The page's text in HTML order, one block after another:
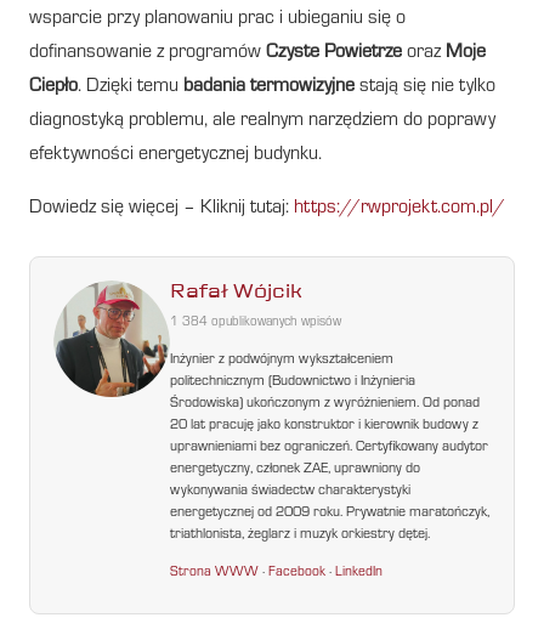
wsparcie przy planowaniu prac i ubieganiu się o
dofinansowanie z programów Czyste Powietrze oraz Moje
Ciepło. Dzięki temu badania termowizyjne stają się nie tylko
diagnostyką problemu, ale realnym narzędziem do poprawy
efektywności energetycznej budynku.
Dowiedz się więcej – Kliknij tutaj: https://rwprojekt.com.pl/
Rafał Wójcik
1 384 opublikowanych wpisów
Inżynier z podwójnym wykształceniem
politechnicznym (Budownictwo i Inżynieria
Środowiska) ukończonym z wyróżnieniem. Od ponad
20 lat pracuję jako konstruktor i kierownik budowy z
uprawnieniami bez ograniczeń. Certyfikowany audytor
energetyczny, członek ZAE, uprawniony do
wykonywania świadectw charakterystyki
energetycznej od 2009 roku. Prywatnie maratończyk,
triathlonista, żeglarz i muzyk orkiestry dętej.
Strona WWW ·Facebook ·LinkedIn